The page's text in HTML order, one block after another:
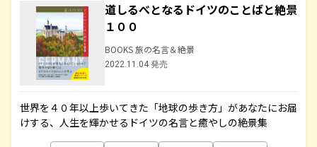
道しるべとなるドイツのことばと絶景
１００
BOOKS 旅の名言＆絶景
2022.11.04 発売
世界を４０年以上歩いてきた「地球の歩き方」があなたにお届
けする、人生を輝かせるドイツの名言と癒やしの絶景集